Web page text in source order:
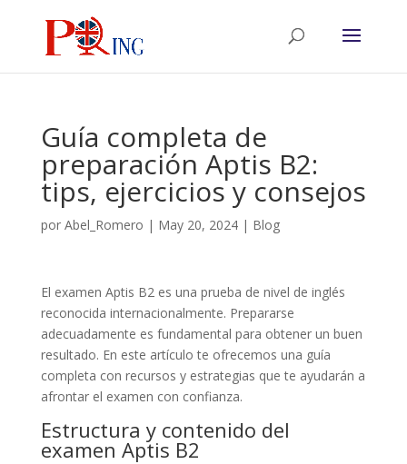
Guía completa de
preparación Aptis B2:
tips, ejercicios y consejos
por Abel_Romero | May 20, 2024| Blog
El examen Aptis B2 es una prueba de nivel de inglés
reconocida internacionalmente. Prepararse
adecuadamente es fundamental para obtener un buen
resultado. En este artículo te ofrecemos una guía
completa con recursos y estrategias que te ayudarán a
afrontar el examen con confianza.
Estructura y contenido del
examen Aptis B2